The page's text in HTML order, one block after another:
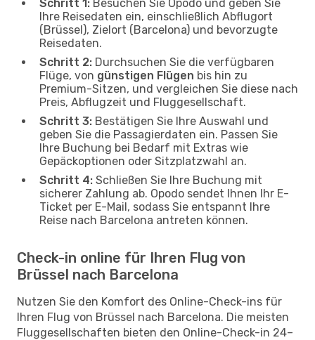
Schritt 1: Besuchen Sie Opodo und geben Sie
Ihre Reisedaten ein, einschließlich Abflugort
(Brüssel), Zielort (Barcelona) und bevorzugte
Reisedaten.
Schritt 2: Durchsuchen Sie die verfügbaren
Flüge, von günstigen Flügen bis hin zu
Premium-Sitzen, und vergleichen Sie diese nach
Preis, Abflugzeit und Fluggesellschaft.
Schritt 3: Bestätigen Sie Ihre Auswahl und
geben Sie die Passagierdaten ein. Passen Sie
Ihre Buchung bei Bedarf mit Extras wie
Gepäckoptionen oder Sitzplatzwahl an.
Schritt 4: Schließen Sie Ihre Buchung mit
sicherer Zahlung ab. Opodo sendet Ihnen Ihr E-
Ticket per E-Mail, sodass Sie entspannt Ihre
Reise nach Barcelona antreten können.
Check-in online für Ihren Flug von
Brüssel nach Barcelona
Nutzen Sie den Komfort des Online-Check-ins für
Ihren Flug von Brüssel nach Barcelona. Die meisten
Fluggesellschaften bieten den Online-Check-in 24–